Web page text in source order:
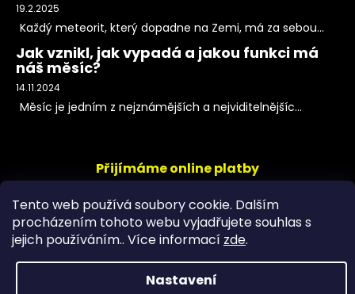
Tento web používá soubory cookie. Dalším
procházením tohoto webu vyjadřujete souhlas s
jejich používáním.. Více informací zde.
Nastavení
19.2.2025
Každý meteorit, který dopadne na Zemi, má za sebou...
Jak vznikl, jak vypadá a jakou funkci má
náš měsíc?
14.11.2024
Měsíc je jedním z nejznámějších a nejviditelnějšíc...
Přijímáme online platby